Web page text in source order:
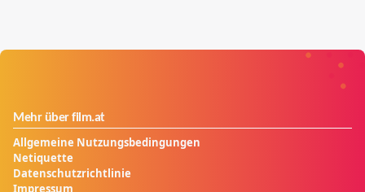
Mehr über film.at
Allgemeine Nutzungsbedingungen
Netiquette
Datenschutzrichtlinie
Impressum